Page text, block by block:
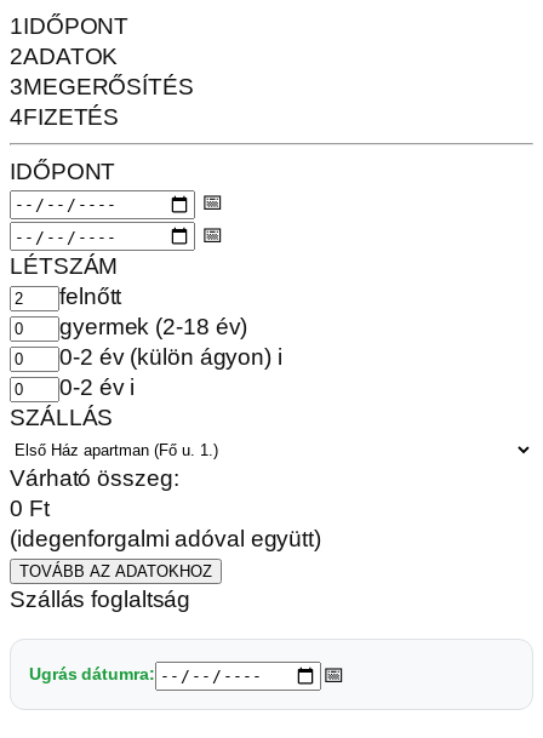
1IDŐPONT
2ADATOK
3MEGERŐSÍTÉS
4FIZETÉS
IDŐPONT
📅
📅
LÉTSZÁM
felnőtt
gyermek (2-18 év)
0-2 év (külön ágyon) i
0-2 év i
SZÁLLÁS
Várható összeg:
0 Ft
(idegenforgalmi adóval együtt)
TOVÁBB AZ ADATOKHOZ
Szállás foglaltság
Ugrás dátumra: 📅